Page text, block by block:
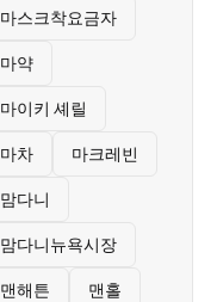
마스크착요금자
마약
마이키 셰릴
마차 마크레빈
맘다니
맘다니뉴욕시장
맨해튼 맨홀